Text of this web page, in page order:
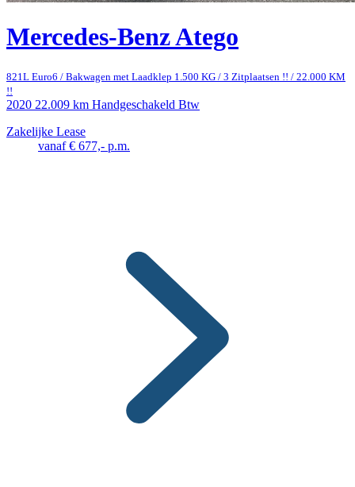
Mercedes-Benz Atego
821L Euro6 / Bakwagen met Laadklep 1.500 KG / 3 Zitplaatsen !! / 22.000 KM
!!
2020 22.009 km Handgeschakeld Btw
Zakelijke Lease
vanaf € 677,- p.m.